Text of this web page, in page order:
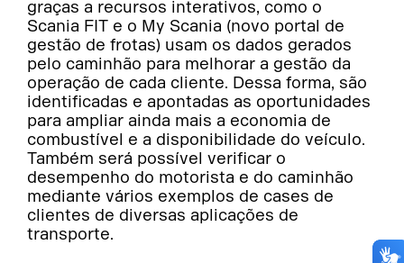
graças a recursos interativos, como o
Scania FIT e o My Scania (novo portal de
gestão de frotas) usam os dados gerados
pelo caminhão para melhorar a gestão da
operação de cada cliente. Dessa forma, são
identificadas e apontadas as oportunidades
para ampliar ainda mais a economia de
combustível e a disponibilidade do veículo.
Também será possível verificar o
desempenho do motorista e do caminhão
mediante vários exemplos de cases de
clientes de diversas aplicações de
transporte.